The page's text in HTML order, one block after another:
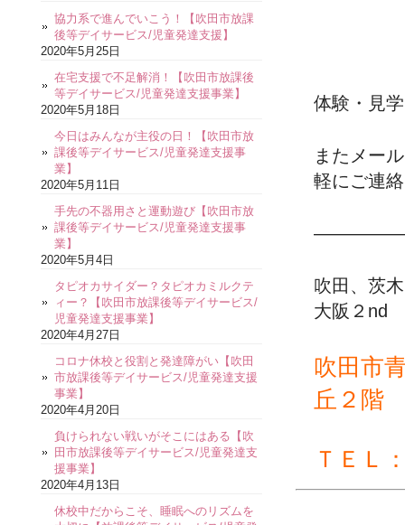
体験・見
またメー
軽にご連
吹田、茨
大阪２nd
吹田市
丘２階
ＴＥＬ
協力系で進んでいこう！【吹田市放課
後等デイサービス/児童発達支援】
2020年5月25日
在宅支援で不足解消！【吹田市放課後
等デイサービス/児童発達支援事業】
2020年5月18日
今日はみんなが主役の日！【吹田市放
課後等デイサービス/児童発達支援事
業】
2020年5月11日
手先の不器用さと運動遊び【吹田市放
課後等デイサービス/児童発達支援事
業】
2020年5月4日
タピオカサイダー？タピオカミルクテ
ィー？【吹田市放課後等デイサービス/
児童発達支援事業】
2020年4月27日
コロナ休校と役割と発達障がい【吹田
市放課後等デイサービス/児童発達支援
事業】
2020年4月20日
負けられない戦いがそこにはある【吹
田市放課後等デイサービス/児童発達支
援事業】
2020年4月13日
休校中だからこそ、睡眠へのリズムを